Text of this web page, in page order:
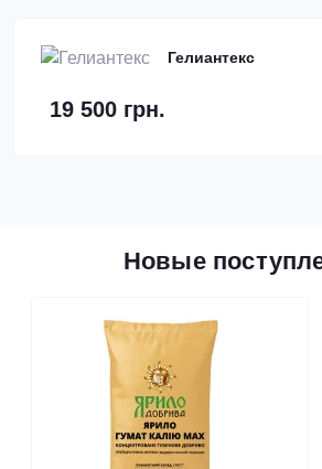
Гелиантекс
19 500 грн.
Новые